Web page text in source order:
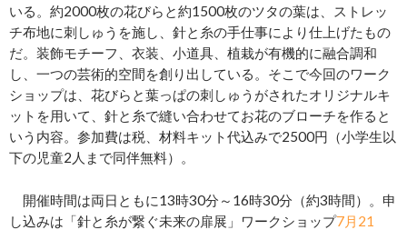
いる。約2000枚の花びらと約1500枚のツタの葉は、ストレッ
チ布地に刺しゅうを施し、針と糸の手仕事により仕上げたもの
だ。装飾モチーフ、衣装、小道具、植栽が有機的に融合調和
し、一つの芸術的空間を創り出している。そこで今回のワーク
ショップは、花びらと葉っぱの刺しゅうがされたオリジナルキ
ットを用いて、針と糸で縫い合わせてお花のブローチを作ると
いう内容。参加費は税、材料キット代込みで2500円（小学生以
下の児童2人まで同伴無料）。
開催時間は両日ともに13時30分～16時30分（約3時間）。申
し込みは「針と糸が繋ぐ未来の扉展」ワークショップ7月21